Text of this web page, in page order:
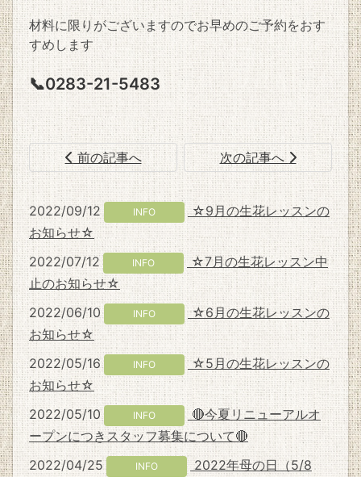
材料に限りがございますのでお早めのご予約をおす
すめします
📞0283-21-5483
前の記事へ 次の記事へ
2022/09/12 INFO
☆9月の生花レッスンの
お知らせ☆
2022/07/12
INFO
☆7月の生花レッスン中
止のお知らせ☆
2022/06/10
INFO
☆6月の生花レッスンの
お知らせ☆
2022/05/16
INFO
☆5月の生花レッスンの
お知らせ☆
2022/05/10
INFO
🔴今夏リニューアルオ
ープンにつきスタッフ募集について🔴
2022/04/25
INFO
2022年母の日（5/8